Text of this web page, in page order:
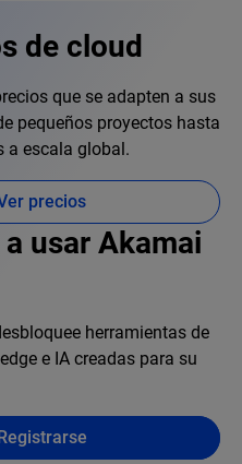
de cloud
que se adapten a sus
pequeños proyectos hasta
a escala global.
precios
usar Akamai
herramientas de
e IA creadas para su
Registrarse